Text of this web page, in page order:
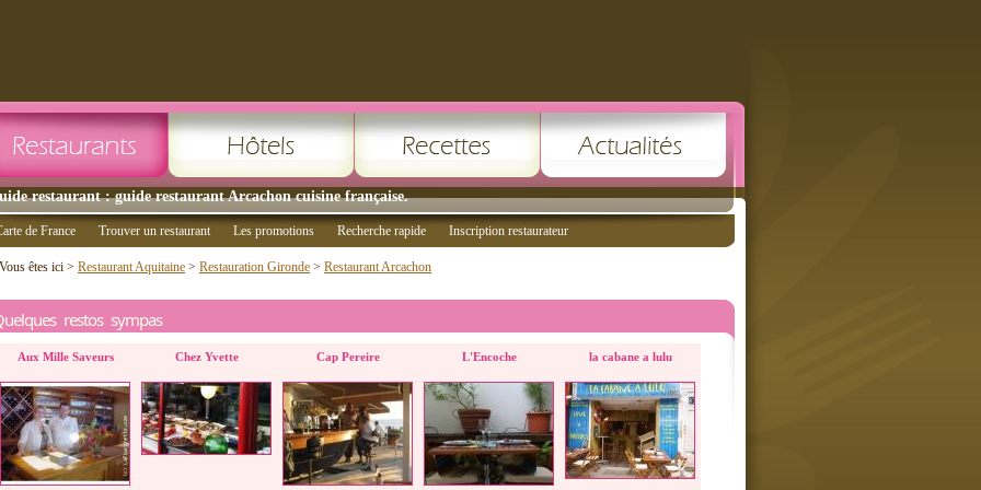
restaurant : guide restaurant Arcachon cuisine française.
de France Trouver un restaurant Les promotions Recherche rapide Inscription restaurateur
Vous êtes ici > Restaurant Aquitaine > Restauration Gironde > Restaurant Arcachon
restos sympas
Aux Mille Saveurs Chez Yvette Cap Pereire L'Encoche la cabane a lulu